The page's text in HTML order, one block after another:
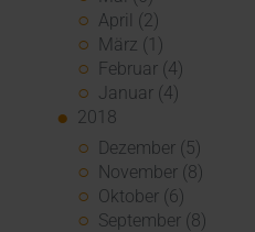
April (2)
März (1)
Februar (4)
Januar (4)
2018
Dezember (5)
November (8)
Oktober (6)
September (8)